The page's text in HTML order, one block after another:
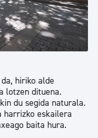
hiriko alde
lotzen dituena.
du segida naturala.
harrizko eskailera
baita hura.